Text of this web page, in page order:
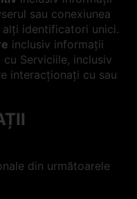
sau conexiunea
alți identificatori unici.
inclusiv informații
Serviciile, inclusiv
interacționați cu sau
din următoarele